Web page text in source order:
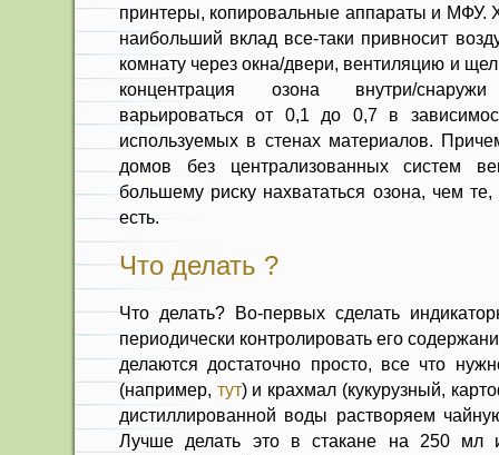
принтеры, копировальные аппараты и МФУ.
наибольший вклад все-таки привносит
комнату через окна/двери, вентиляцию и
концентрация озона внутри/
варьироваться от 0,1 до 0,7 в
используемых в стенах материалов.
домов без централизованных систем
большему риску нахвататься озона, чем те,
есть.
Что делать ?
Что делать? Во-первых сделать
периодически контролировать его
делаются достаточно просто, все что
(например, тут) и крахмал (кукурузный,
дистиллированной воды растворяем
Лучше делать это в стакане на 250 мл